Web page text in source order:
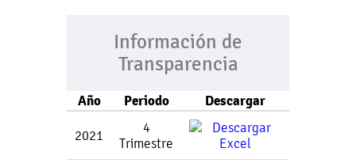
Información de
Transparencia
Año Periodo Descargar
2021
4
Trimestre